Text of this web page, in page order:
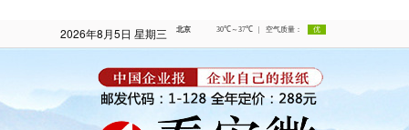
2026年8月5日 星期三